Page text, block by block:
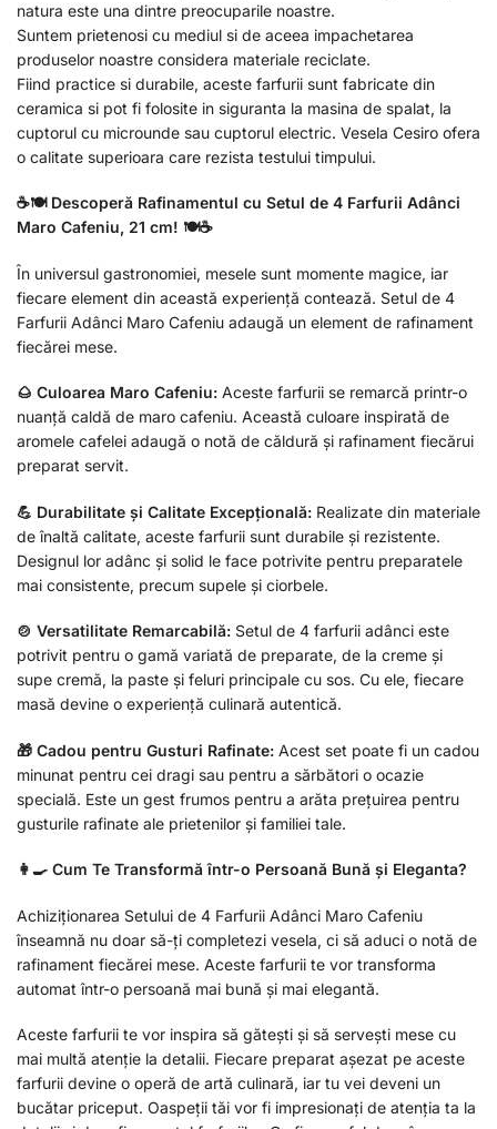
natura este una dintre preocuparile noastre.
Suntem prietenosi cu mediul si de aceea impachetarea
produselor noastre considera materiale reciclate.
Fiind practice si durabile, aceste farfurii sunt fabricate din
ceramica si pot fi folosite in siguranta la masina de spalat, la
cuptorul cu microunde sau cuptorul electric. Vesela Cesiro ofera
o calitate superioara care rezista testului timpului.
☕🍽️ Descoperă Rafinamentul cu Setul de 4 Farfurii Adânci
Maro Cafeniu, 21 cm! 🍽️☕
În universul gastronomiei, mesele sunt momente magice, iar
fiecare element din această experiență contează. Setul de 4
Farfurii Adânci Maro Cafeniu adaugă un element de rafinament
fiecărei mese.
🌰 Culoarea Maro Cafeniu: Aceste farfurii se remarcă printr-o
nuanță caldă de maro cafeniu. Această culoare inspirată de
aromele cafelei adaugă o notă de căldură și rafinament fiecărui
preparat servit.
💪 Durabilitate și Calitate Excepțională: Realizate din materiale
de înaltă calitate, aceste farfurii sunt durabile și rezistente.
Designul lor adânc și solid le face potrivite pentru preparatele
mai consistente, precum supele și ciorbele.
🍲 Versatilitate Remarcabilă: Setul de 4 farfurii adânci este
potrivit pentru o gamă variată de preparate, de la creme și
supe cremă, la paste și feluri principale cu sos. Cu ele, fiecare
masă devine o experiență culinară autentică.
🎁 Cadou pentru Gusturi Rafinate: Acest set poate fi un cadou
minunat pentru cei dragi sau pentru a sărbători o ocazie
specială. Este un gest frumos pentru a arăta prețuirea pentru
gusturile rafinate ale prietenilor și familiei tale.
👩‍🍳 Cum Te Transformă într-o Persoană Bună și Eleganta?
Achiziționarea Setului de 4 Farfurii Adânci Maro Cafeniu
înseamnă nu doar să-ți completezi vesela, ci să aduci o notă de
rafinament fiecărei mese. Aceste farfurii te vor transforma
automat într-o persoană mai bună și mai elegantă.
Aceste farfurii te vor inspira să gătești și să servești mese cu
mai multă atenție la detalii. Fiecare preparat așezat pe aceste
farfurii devine o operă de artă culinară, iar tu vei deveni un
bucătar priceput. Oaspeții tăi vor fi impresionați de atenția ta la